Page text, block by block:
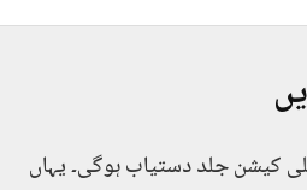
کیشن جلد دستیاب ہوگی۔ یہاں